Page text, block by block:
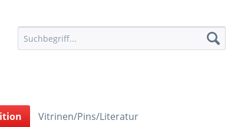
Vitrinen/Pins/Literatur